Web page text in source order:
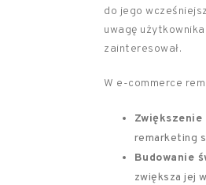
do jego
uwagę
zainteresował.
W e-commerce
remarketing
Budowanie
zwiększa jej